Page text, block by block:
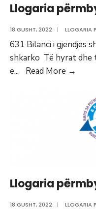
Llogaria
18 GUSHT, 2022 | LLOGARIA
631 Bilanci i gjendjes
shkarko Të hyrat
e... Read More →
2019
Llogaria
18 GUSHT, 2022 | LLOGARIA